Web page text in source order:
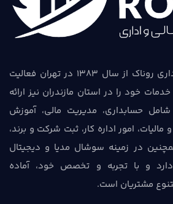
گروه مشاوران مالی و اداری روناک از سال 1383 در تهران فعالیت
خود را در استان مازندران نیز ارائه
حسابداری، مدیریت مالی، آموزش
امور اداره کار، ثبت شرکت و برند،
در زمینه سوشال مدیا و دیجیتال
دارد و با تجربه و تخصص خود، آماده
مشتریان است.